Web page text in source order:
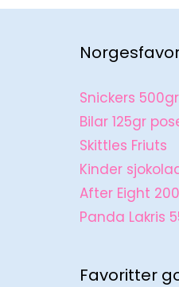
Snickers 500gr
Bilar 125gr
Skittles Friuts
Kinder
After Eight
Panda Lakris
Favoritter